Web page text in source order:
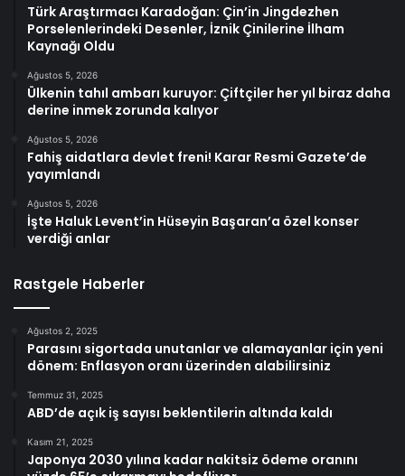
Türk Araştırmacı Karadoğan: Çin’in Jingdezhen
Porselenlerindeki Desenler, İznik Çinilerine İlham
Kaynağı Oldu
Ağustos 5, 2026
Ülkenin tahıl ambarı kuruyor: Çiftçiler her yıl biraz daha
derine inmek zorunda kalıyor
Ağustos 5, 2026
Fahiş aidatlara devlet freni! Karar Resmi Gazete’de
yayımlandı
Ağustos 5, 2026
İşte Haluk Levent’in Hüseyin Başaran’a özel konser
verdiği anlar
Rastgele Haberler
Ağustos 2, 2025
Parasını sigortada unutanlar ve alamayanlar için yeni
dönem: Enflasyon oranı üzerinden alabilirsiniz
Temmuz 31, 2025
ABD’de açık iş sayısı beklentilerin altında kaldı
Kasım 21, 2025
Japonya 2030 yılına kadar nakitsiz ödeme oranını